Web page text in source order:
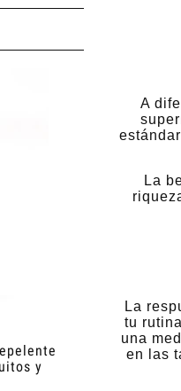
y
Champú
A
La
La
tu
una
en las